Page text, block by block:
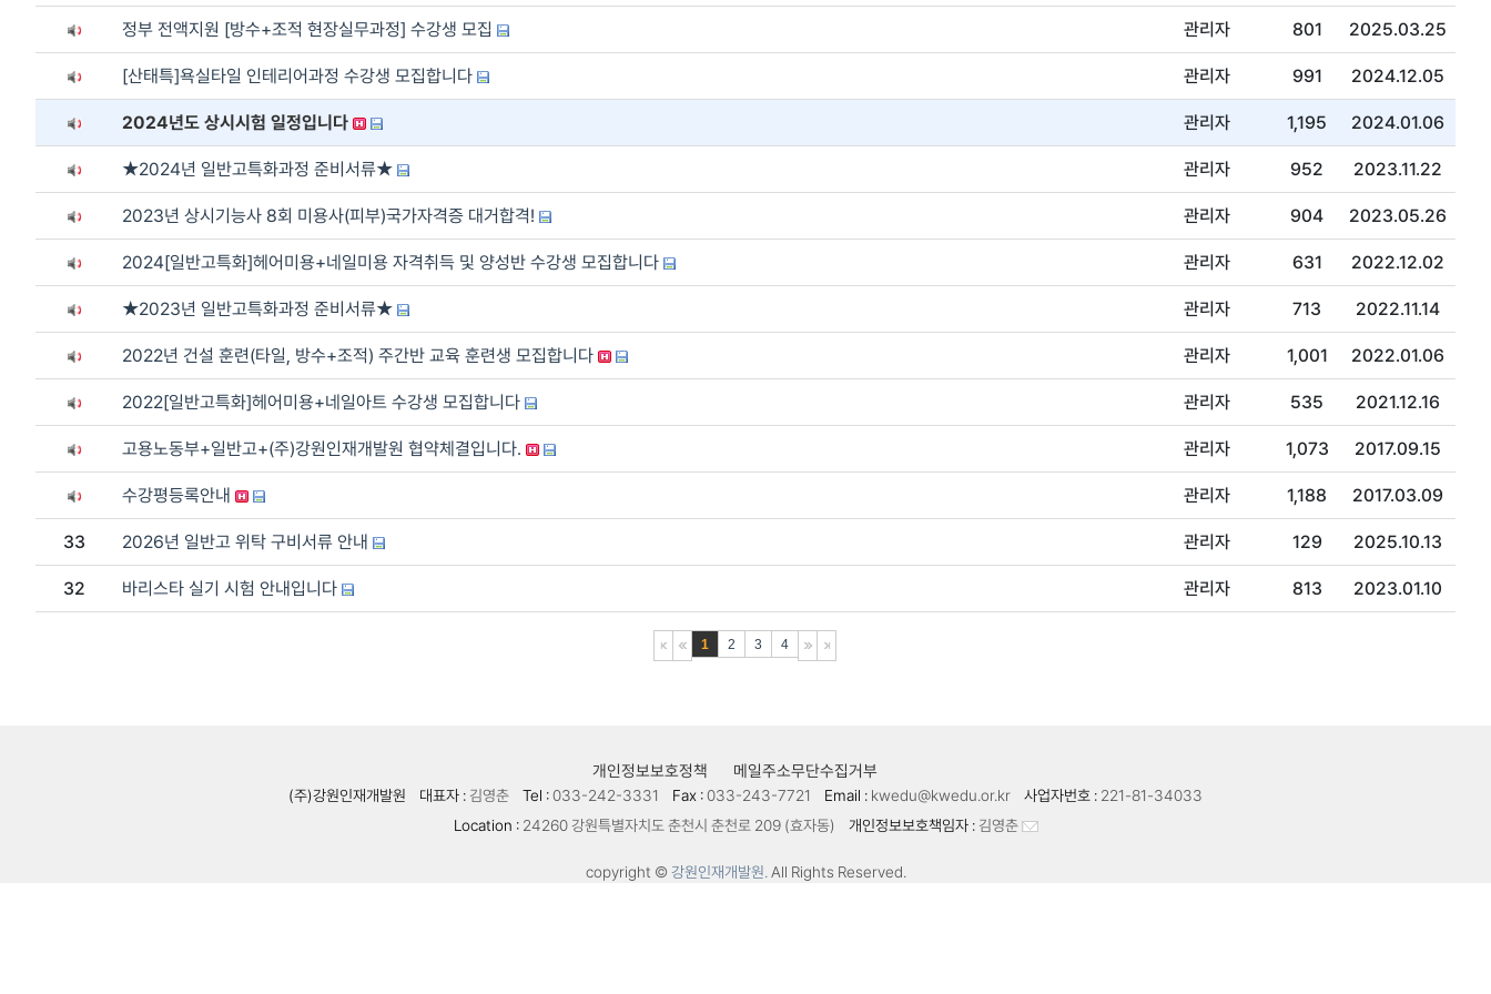
정부 전액지원 [방수+조적 현장실무과정] 수강생 모집 관리자 801 2025.03.25
[산태특]욕실타일 인테리어과정 수강생 모집합니다 관리자 991 2024.12.05
2024년도 상시시험 일정입니다 관리자 1,195 2024.01.06
★2024년 일반고특화과정 준비서류★ 관리자 952 2023.11.22
2023년 상시기능사 8회 미용사(피부)국가자격증 대거합격! 관리자 904 2023.05.26
2024[일반고특화]헤어미용+네일미용 자격취득 및 양성반 수강생 모집합니다 관리자 631 2022.12.02
★2023년 일반고특화과정 준비서류★ 관리자 713 2022.11.14
2022년 건설 훈련(타일, 방수+조적) 주간반 교육 훈련생 모집합니다 관리자 1,001 2022.01.06
2022[일반고특화]헤어미용+네일아트 수강생 모집합니다 관리자 535 2021.12.16
고용노동부+일반고+(주)강원인재개발원 협약체결입니다. 관리자 1,073 2017.09.15
수강평등록안내 관리자 1,188 2017.03.09
33 2026년 일반고 위탁 구비서류 안내 관리자 129 2025.10.13
32 바리스타 실기 시험 안내입니다 관리자 813 2023.01.10
1 2 3 4
개인정보보호정책 메일주소무단수집거부
(주)강원인재개발원 대표자 : 김영춘 Tel :033-242-3331 Fax :033-243-7721 Email : kwedu@kwedu.or.kr 사업자번호 : 221-81-34033
Location : 24260 강원특별자치도 춘천시 춘천로 209 (효자동) 개인정보보호책임자 : 김영춘
copyright © 강원인재개발원. All Rights Reserved.